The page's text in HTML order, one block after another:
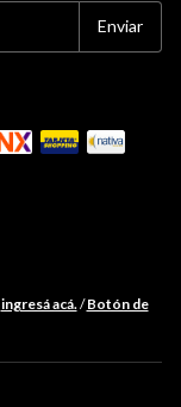
ingresá acá. / Botón de